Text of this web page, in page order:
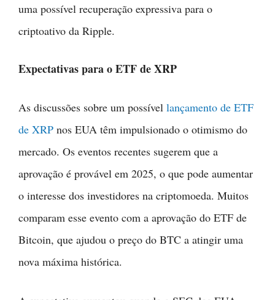
uma possível recuperação expressiva para o
criptoativo da Ripple.
Expectativas para o ETF de XRP
As discussões sobre um possível lançamento de ETF
de XRP nos EUA têm impulsionado o otimismo do
mercado. Os eventos recentes sugerem que a
aprovação é provável em 2025, o que pode aumentar
o interesse dos investidores na criptomoeda. Muitos
comparam esse evento com a aprovação do ETF de
Bitcoin, que ajudou o preço do BTC a atingir uma
nova máxima histórica.